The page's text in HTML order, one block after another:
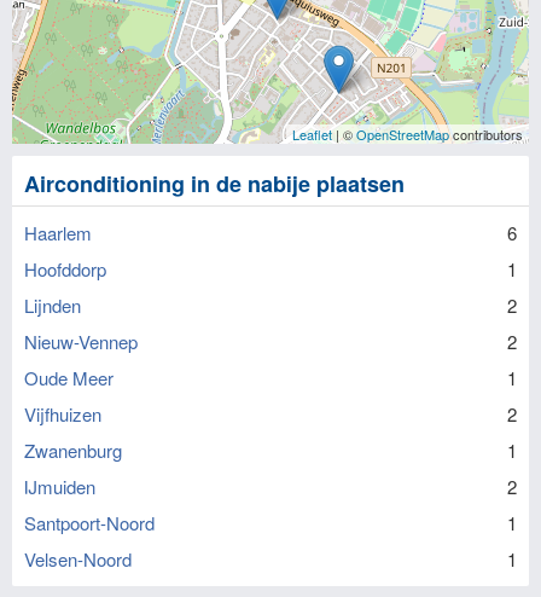
Leaflet| ©OpenStreetMapcontributors
Airconditioning in de nabije plaatsen
Haarlem
6
Hoofddorp
1
Lijnden
2
Nieuw-Vennep
2
Oude Meer
1
Vijfhuizen
2
Zwanenburg
1
IJmuiden
2
Santpoort-Noord
1
Velsen-Noord
1